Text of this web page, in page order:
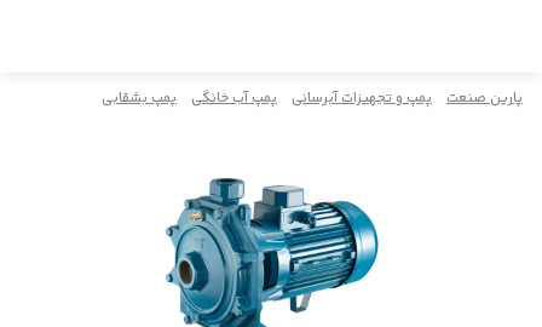
پارین صنعت پمپ و تجهیزات آبرسانی پمپ آب خانگی پمپ بشقابی